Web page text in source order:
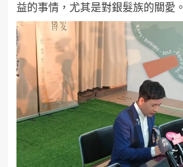
益的事情，尤其是對銀髮族的關愛。